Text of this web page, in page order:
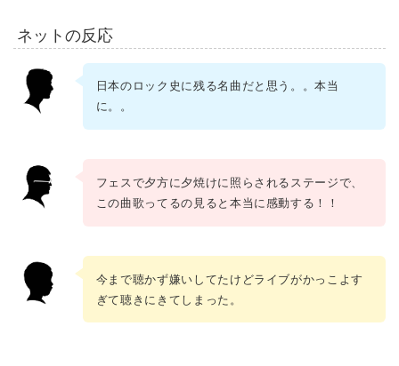
ネットの反応
日本のロック史に残る名曲だと思う。。本当
に。。
フェスで夕方に夕焼けに照らされるステージで、
この曲歌ってるの見ると本当に感動する！！
今まで聴かず嫌いしてたけどライブがかっこよす
ぎて聴きにきてしまった。